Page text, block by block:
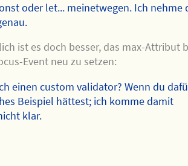
oder let... meinetwegen. Ich nehme
ist es doch besser, das max-Attribut
Event neu zu setzen:
einen custom validator? Wenn du
Beispiel hättest; ich komme damit
klar.